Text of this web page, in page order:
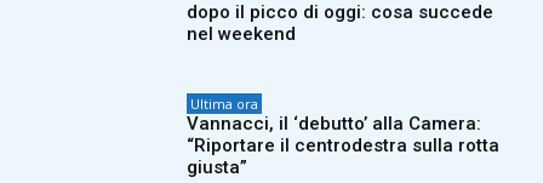
dopo il picco di oggi: cosa succede
nel weekend
Ultima ora
Vannacci, il ‘debutto’ alla Camera:
“Riportare il centrodestra sulla rotta
giusta”